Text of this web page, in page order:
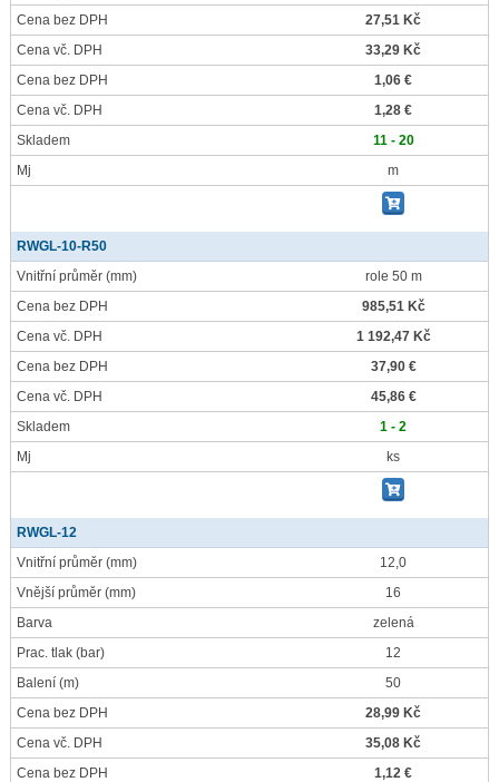
Cena bez DPH
27,51 Kč
Cena vč. DPH
33,29 Kč
Cena bez DPH
1,06 €
Cena vč. DPH
1,28 €
Skladem
11 - 20
Mj
m
RWGL-10-R50
Vnitřní průměr (mm)
role 50 m
Cena bez DPH
985,51 Kč
Cena vč. DPH
1 192,47 Kč
Cena bez DPH
37,90 €
Cena vč. DPH
45,86 €
Skladem
1 - 2
Mj
ks
RWGL-12
Vnitřní průměr (mm)
12,0
Vnější průměr (mm)
16
Barva
zelená
Prac. tlak (bar)
12
Balení (m)
50
Cena bez DPH
28,99 Kč
Cena vč. DPH
35,08 Kč
Cena bez DPH
1,12 €